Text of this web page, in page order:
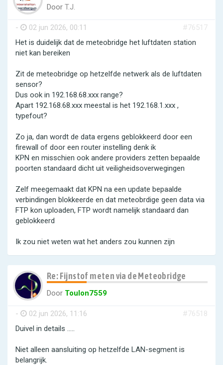
Door T.J.
- 02 jun 2026, 00:11
#76517
Het is duidelijk dat de meteobridge het luftdaten station
niet kan bereiken
Zit de meteobridge op hetzelfde netwerk als de luftdaten
sensor?
Dus ook in 192.168.68.xxx range?
Apart 192.168.68.xxx meestal is het 192.168.1.xxx ,
typefout?
Zo ja, dan wordt de data ergens geblokkeerd door een
firewall of door een router instelling denk ik
KPN en misschien ook andere providers zetten bepaalde
poorten standaard dicht uit veiligheidsoverwegingen
Zelf meegemaakt dat KPN na een update bepaalde
verbindingen blokkeerde en dat meteobrdige geen data via
FTP kon uploaden, FTP wordt namelijk standaard dan
geblokkeerd
Ik zou niet weten wat het anders zou kunnen zijn
Re: Fijnstof meten via de Meteobridge
Door Toulon7559
- 02 jun 2026, 11:16
#76518
Duivel in details .....
Niet alleen aansluiting op hetzelfde LAN-segment is
belangrijk.